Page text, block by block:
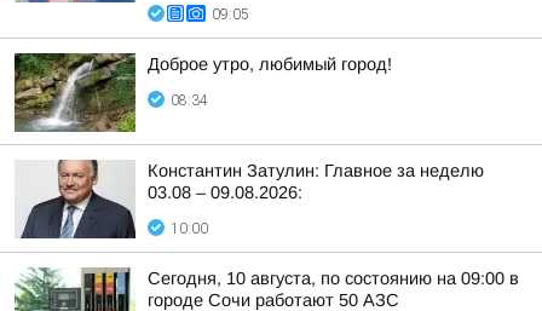
09:05
Доброе утро, любимый город!
08:34
Константин Затулин: Главное за неделю
03.08 – 09.08.2026:
10:00
Сегодня, 10 августа, по состоянию на 09:00 в
городе Сочи работают 50 АЗС